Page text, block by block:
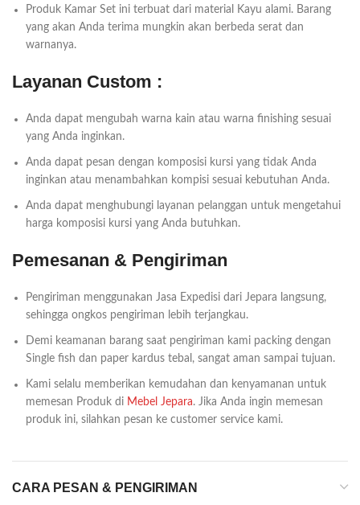
Produk Kamar Set ini terbuat dari material Kayu alami. Barang
yang akan Anda terima mungkin akan berbeda serat dan
warnanya.
Layanan Custom :
Anda dapat mengubah warna kain atau warna finishing sesuai
yang Anda inginkan.
Anda dapat pesan dengan komposisi kursi yang tidak Anda
inginkan atau menambahkan kompisi sesuai kebutuhan Anda.
Anda dapat menghubungi layanan pelanggan untuk mengetahui
harga komposisi kursi yang Anda butuhkan.
Pemesanan & Pengiriman
Pengiriman menggunakan Jasa Expedisi dari Jepara langsung,
sehingga ongkos pengiriman lebih terjangkau.
Demi keamanan barang saat pengiriman kami packing dengan
Single fish dan paper kardus tebal, sangat aman sampai tujuan.
Kami selalu memberikan kemudahan dan kenyamanan untuk
memesan Produk di Mebel Jepara. Jika Anda ingin memesan
produk ini, silahkan pesan ke customer service kami.
CARA PESAN & PENGIRIMAN